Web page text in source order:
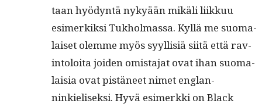
t­aan hyö­dyn­tä nykyään mikäli liikkuu
esimerkik­si Tukhol­mas­sa. Kyl­lä me suo­ma­
laiset olemme myös syyl­lisiä siitä että rav­
in­toloi­ta joiden omis­ta­jat ovat ihan suo­ma­
laisia ovat pistäneet nimet englan­
ninkielisek­si. Hyvä esimerk­ki on Black